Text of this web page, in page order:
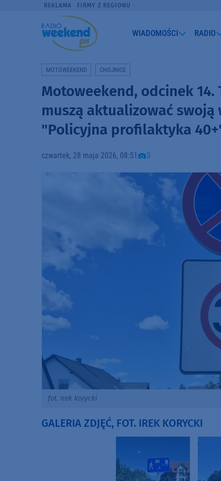
REKLAMA FIRMY Z REGIONU
WIADOMOŚCI RADIO
MOTOWEEKEND CHOJNICE
Motoweekend, odcinek 14.
muszą aktualizować
"Policyjna profilaktyka
czwartek, 28 maja 2026, 08:51 3
fot. Irek Korycki
GALERIA ZDJĘĆ, FOT. IREK KORYCKI